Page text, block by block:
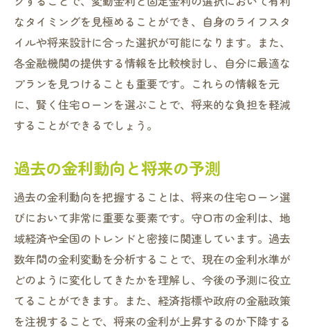
なタイミングを見極めることができ、自身のライフスタ
イルや将来設計に合った選択が可能になります。また、
各金融機関の提供する情報を比較検討し、自分に最適な
プランを見つけることも重要です。これらの情報を元
に、賢く住宅ローンを選ぶことで、将来的な負担を軽減
することができるでしょう。
過去の金利動向と将来の予測
過去の金利動向を把握することは、将来の住宅ローン選
びにおいて非常に重要な要素です。守口市の金利は、地
域経済や全国のトレンドと密接に関連しています。過去
数年間の金利変動を分析することで、現在の金利水準が
どのように変化してきたかを理解し、今後の予測に役立
てることができます。また、経済指標や政府の金融政策
を注視することで、将来の金利が上昇するのか下降する